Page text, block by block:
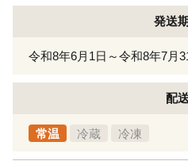
発送
令和8年6月1日～令和8年7月
配送
常温 冷蔵 冷凍